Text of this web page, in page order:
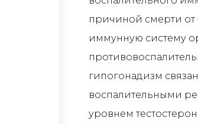
причиной смерти от
иммунную систему
гипогонадизм
воспалительными
уровнем